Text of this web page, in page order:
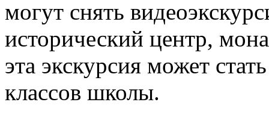
могут снять
исторический центр,
эта экскурсия может
классов школы.